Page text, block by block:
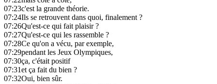
07:23c'est la grande théorie.
07:24Ils se retrouvent dans quoi, finalement ?
07:26Qu'est-ce qui fait plaisir ?
07:27Qu'est-ce qui les rassemble ?
07:28Ce qu'on a vécu, par exemple,
07:29pendant les Jeux Olympiques,
07:30ça, c'était positif
07:31et ça fait du bien ?
07:32Oui, bien sûr.